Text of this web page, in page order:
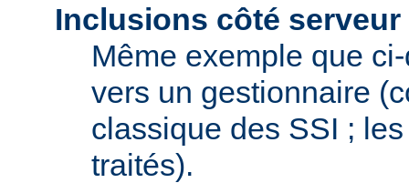
Inclusions côté serveur
Même exemple que
vers un gestionnaire
classique des SSI ;
traités).